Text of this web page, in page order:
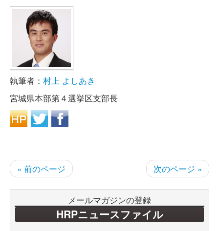
執筆者： 村上 よしあき
宮城県本部第４選挙区支部長
« 前のページ 次のページ »
メールマガジンの登録
HRPニュースファイル